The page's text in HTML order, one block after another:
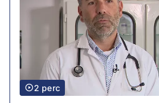
2 perc